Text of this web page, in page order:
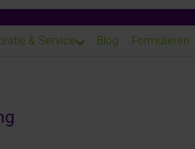
& Service Blog Formulieren